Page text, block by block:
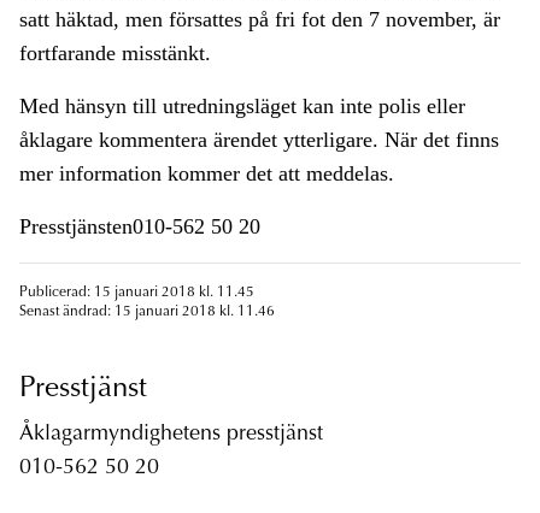
satt häktad, men försattes på fri fot den 7 november, är
fortfarande misstänkt.
Med hänsyn till utredningsläget kan inte polis eller
åklagare kommentera ärendet ytterligare. När det finns
mer information kommer det att meddelas.
Presstjänsten010-562 50 20
Publicerad: 15 januari 2018 kl. 11.45
Senast ändrad: 15 januari 2018 kl. 11.46
Presstjänst
Åklagarmyndighetens presstjänst
010-562 50 20